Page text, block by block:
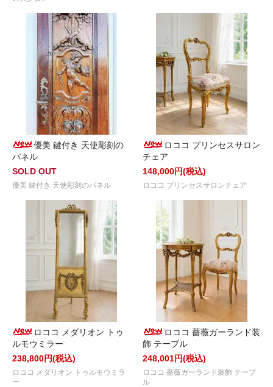
優美 鍵付き 天使彫刻の
パネル
SOLD OUT
優美 鍵付き 天使彫刻のパネル
ロココ プリンセスサロン
チェア
148,000円(税込)
ロココ プリンセスサロンチェア
ロココ メダリオン トゥ
ルモウミラー
238,800円(税込)
ロココ メダリオン トゥルモウミラ
ー
ロココ 薔薇ガーランド装
飾 テーブル
248,001円(税込)
ロココ 薔薇ガーランド装飾 テーブ
ル